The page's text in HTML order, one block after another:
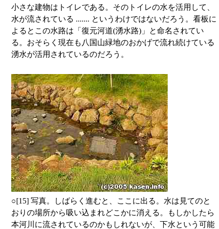
小さな建物はトイレである。そのトイレの水を活用して、
水が流されている ....... というわけではないだろう。看板に
よるとこの水路は「復元河道(湧水路)」と命名されてい
る。おそらく現在も八国山緑地のおかげで流れ続けている
湧水が活用されているのだろう。
○[15] 写真。しばらく進むと、ここに出る。水は見てのと
おりの場所から吸い込まれどこかに消える。もしかしたら
本河川に流されているのかもしれないが、下水という可能